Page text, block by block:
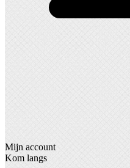
Mijn account
Kom langs